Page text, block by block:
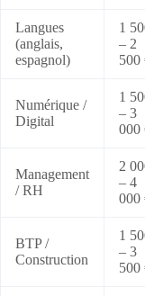
Langues
(anglais,
espagnol)
1
– 2
500
Numérique /
Digital
1
– 3
000
Management
/ RH
2
– 4
000
BTP /
Construction
1
– 3
500